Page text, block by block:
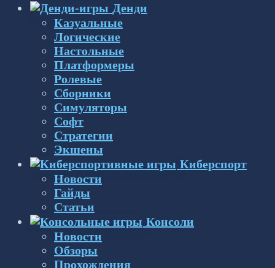
Денди
Казуальные
Логические
Настольные
Платформеры
Ролевые
Сборники
Симуляторы
Софт
Стратегии
Экшены
Киберспорт
Новости
Гайды
Статьи
Консоли
Новости
Обзоры
Прохождения